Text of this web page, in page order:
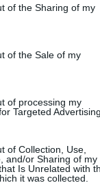
of the Sharing of my
of the Sale of my
of processing my
Targeted Advertising.
of Collection, Use,
and/or Sharing of my
Is Unrelated with
it was collected.
της JUMBO,
νέο big
Φάις και